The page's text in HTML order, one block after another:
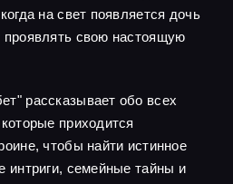
на свет появляется дочь
свою настоящую
рассказывает обо всех
приходится
чтобы найти истинное
интриги, семейные тайны и